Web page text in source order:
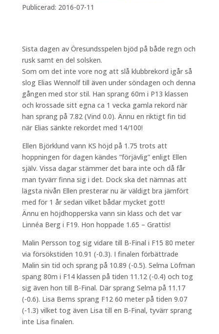
Publicerad: 2016-07-11
Sista dagen av Öresundsspelen bjöd på både regn och
rusk samt en del solsken.
Som om det inte vore nog att slå klubbrekord igår så
slog Elias Wennolf till även under söndagen och denna
gången med stor stil. Han sprang 60m i P13 klassen
och krossade sitt egna ca 1 vecka gamla rekord när
han sprang på 7.82 (Vind 0.0). Ännu en riktigt fin tid
när Elias sänkte rekordet med 14/100!
Ellen Björklund vann KS höjd på 1.75 trots att
hoppningen för dagen kändes ”förjävlig” enligt Ellen
själv. Vissa dagar stämmer det bara inte och då får
man tyvärr finna sig i det. Dock ska det nämnas att
lägsta nivån Ellen presterar nu är väldigt bra jämfört
med för 1 år sedan vilket bådar mycket gott!
Ännu en höjdhopperska vann sin klass och det var
Linnéa Berg i F19. Hon hoppade 1.65 – Grattis!
Malin Persson tog sig vidare till B-Final i F15 80 meter
via försökstiden 10.91 (-0.3). I finalen förbättrade
Malin sin tid och sprang på 10.89 (-0.5). Selma Löfman
spang 80m i F14 klassen på tiden 11.12 (-0.4) och tog
sig även hon till B-Final. Där sprang Selma på 11.17
(-0.6). Lisa Berns sprang F12 60 meter på tiden 9.07
(-1.3) vilket tog även Lisa till en B-Final, tyvärr sprang
inte Lisa finalen.